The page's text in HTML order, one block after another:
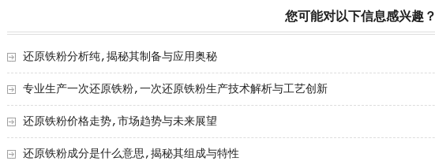
您可能对以下信息感兴趣？
还原铁粉分析纯,揭秘其制备与应用奥秘
专业生产一次还原铁粉,一次还原铁粉生产技术解析与工艺创新
还原铁粉价格走势,市场趋势与未来展望
还原铁粉成分是什么意思,揭秘其组成与特性